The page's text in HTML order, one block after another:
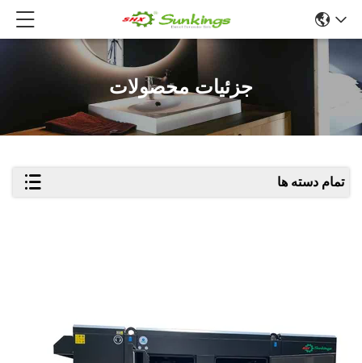
جزئیات محصولات
تمام دسته ها